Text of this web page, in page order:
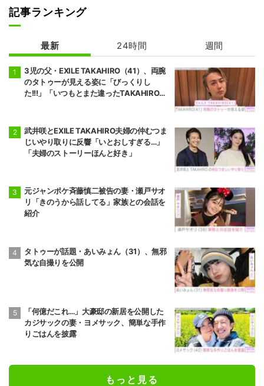
記事ランキング
最新 24時間 週間
3児の父・EXILE TAKAHIRO（41）、両腕
のタトゥーが見える姿に「びっくりし
た!!!」「いつもとまた違ったTAKAHIROさ
武井咲とEXILE TAKAHIRO夫婦の仲むつま
じいやり取りに反響「いとおしすぎる…」
「夫婦のストーリーほんと好き」
元ジャンポケ斉藤慎二被告の妻・瀬戸サオ
リ「きのうから話してる」家族との会話を
紹介
タトゥーが話題・あいみょん（31）、無邪
気な自撮りを公開
「何億だこれ…」大豪邸の新居を公開した
カジサックの妻・ヨメサック、簡単な手作
りごはんを披露
もっと見る